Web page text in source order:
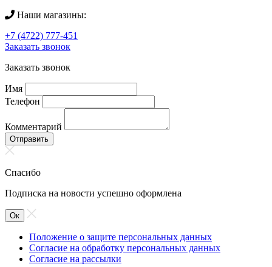
Наши магазины:
+7 (4722) 777-451
Заказать звонок
Заказать звонок
Имя
Телефон
Комментарий
Отправить
Спасибо
Подписка на новости успешно оформлена
Ок
Положение о защите персональных данных
Согласие на обработку персональных данных
Согласие на рассылки